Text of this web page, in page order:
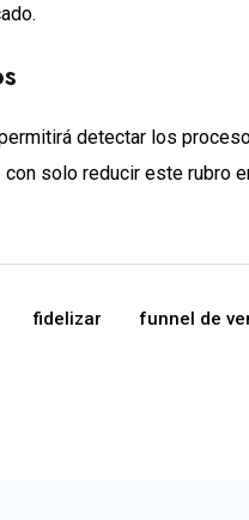
detectar los
solo reducir este rubro
fidelizar funnel de